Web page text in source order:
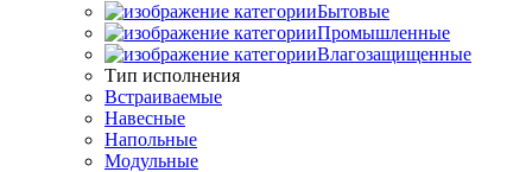
Бытовые
Промышленные
Влагозащищенные
Тип исполнения
Встраиваемые
Навесные
Напольные
Модульные